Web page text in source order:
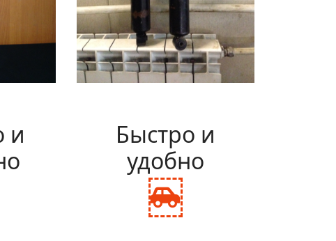
и
Быстро и
удобно
fas